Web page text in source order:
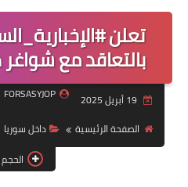
تعلن
بالتعاقد مع
FORSASYJOP
الصفحة الرئيسية
داخل سوريا
الحجم